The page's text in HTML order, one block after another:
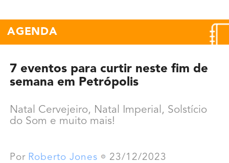
AGENDA
7 eventos para curtir neste fim de
semana em Petrópolis
Natal Cervejeiro, Natal Imperial, Solstício
do Som e muito mais!
Por Roberto Jones 23/12/2023